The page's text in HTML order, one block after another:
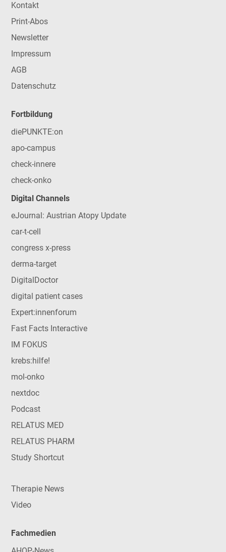
Kontakt
Print-Abos
Newsletter
Impressum
AGB
Datenschutz
Fortbildung
diePUNKTE:on
apo-campus
check-innere
check-onko
Digital Channels
eJournal: Austrian Atopy Update
car-t-cell
congress x-press
derma-target
DigitalDoctor
digital patient cases
Expert:innenforum
Fast Facts Interactive
IM FOKUS
krebs:hilfe!
mol-onko
nextdoc
Podcast
RELATUS MED
RELATUS PHARM
Study Shortcut
Therapie News
Video
Fachmedien